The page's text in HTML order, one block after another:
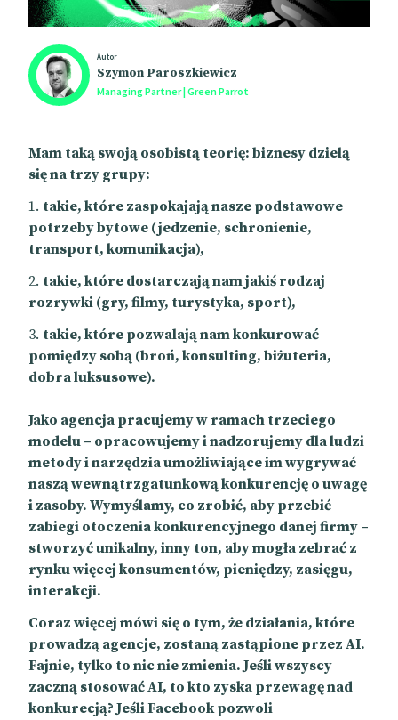
Autor
Szymon Paroszkiewicz
Managing Partner | Green Parrot
Mam taką swoją osobistą teorię: biznesy dzielą
się na trzy grupy:
takie, które zaspokajają nasze podstawowe
potrzeby bytowe (jedzenie, schronienie,
transport, komunikacja),
takie, które dostarczają nam jakiś rodzaj
rozrywki (gry, filmy, turystyka, sport),
takie, które pozwalają nam konkurować
pomiędzy sobą (broń, konsulting, biżuteria,
dobra luksusowe).
Jako agencja pracujemy w ramach trzeciego
modelu – opracowujemy i nadzorujemy dla ludzi
metody i narzędzia umożliwiające im wygrywać
naszą wewnątrzgatunkową konkurencję o uwagę
i zasoby. Wymyślamy, co zrobić, aby przebić
zabiegi otoczenia konkurencyjnego danej firmy –
stworzyć unikalny, inny ton, aby mogła zebrać z
rynku więcej konsumentów, pieniędzy, zasięgu,
interakcji.
Coraz więcej mówi się o tym, że działania, które
prowadzą agencje, zostaną zastąpione przez AI.
Fajnie, tylko to nic nie zmienia. Jeśli wszyscy
zaczną stosować AI, to kto zyska przewagę nad
konkurecją? Jeśli Facebook pozwoli